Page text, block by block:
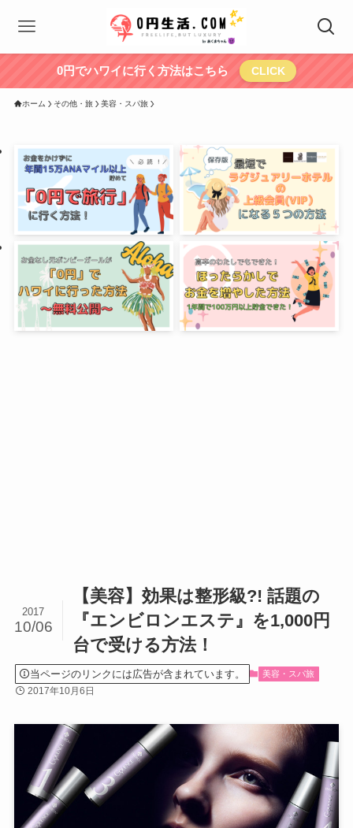
0円でハワイに行く方法はこちら CLICK
ホーム その他・旅 美容・スパ旅
【美容】効果は整形級?! 話題の
『エンビロンエステ』を1,000円
台で受ける方法！
2017
10/06
当ページのリンクには広告が含まれています。 美容・スパ旅
2017年10月6日